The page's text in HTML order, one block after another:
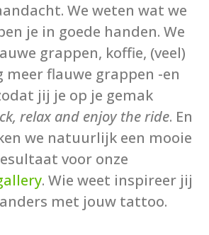
We weten wat we
je in goede handen. We
grappen, koffie, (veel)
meer flauwe grappen -en
jij je op je gemak
relax and enjoy the ride. En
we natuurlijk een mooie
voor onze
. Wie weet inspireer jij
met jouw tattoo.